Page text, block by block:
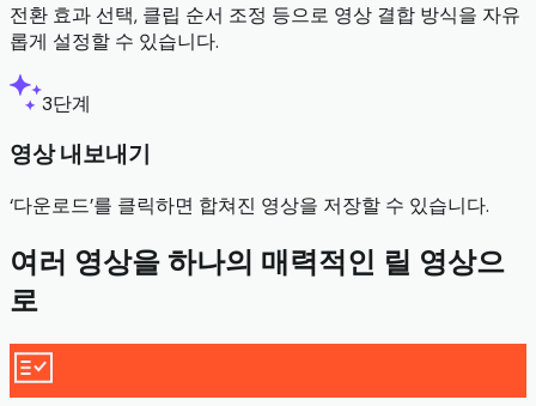
전환 효과 선택, 클립 순서 조정 등으로 영상 결합 방식을 자유
롭게 설정할 수 있습니다.
3단계
영상 내보내기
‘다운로드’를 클릭하면 합쳐진 영상을 저장할 수 있습니다.
여러 영상을 하나의 매력적인 릴 영상으
로